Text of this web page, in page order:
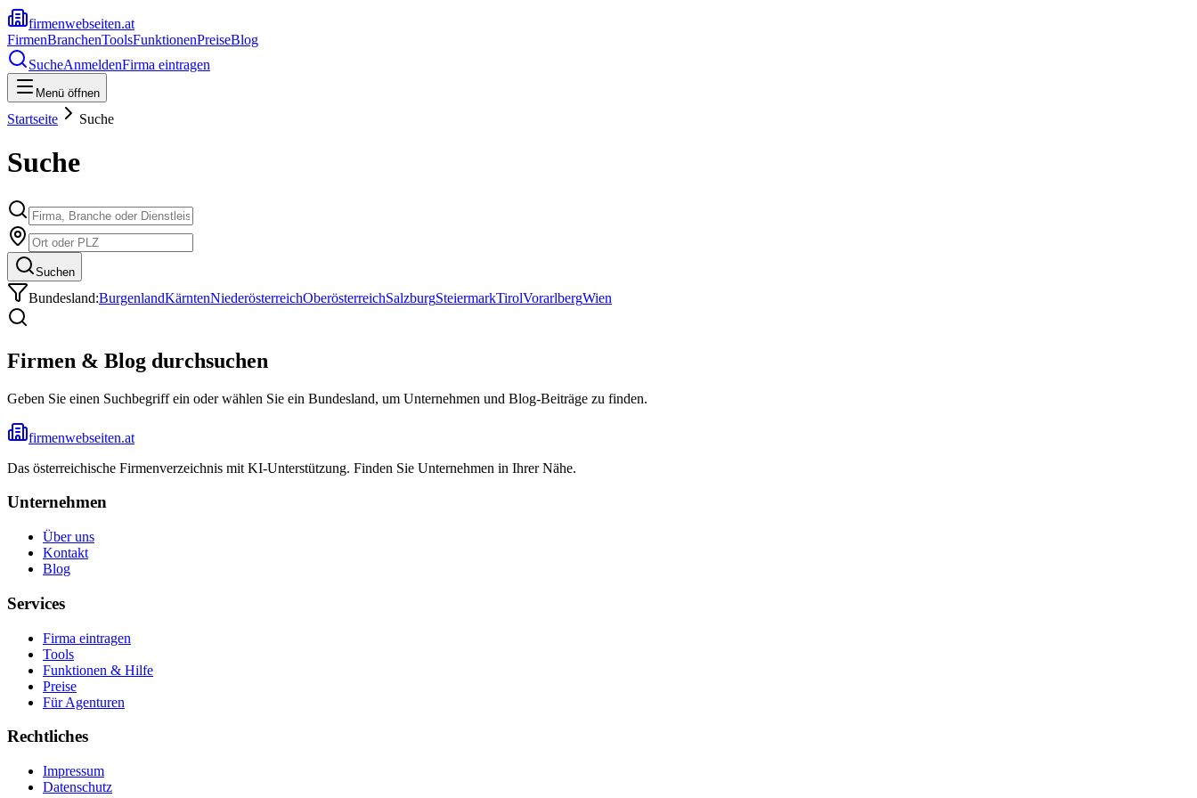
firmenwebseiten.at
FirmenBranchenToolsFunktionenPreiseBlog
SucheAnmeldenFirma eintragen
Menü öffnen
Startseite Suche
Suche
Suchen
Bundesland:BurgenlandKärntenNiederösterreichOberösterreichSalzburgSteiermarkTirolVorarlbergWien
Firmen & Blog durchsuchen
Geben Sie einen Suchbegriff ein oder wählen Sie ein Bundesland, um Unternehmen und Blog-Beiträge zu finden.
firmenwebseiten.at
Das österreichische Firmenverzeichnis mit KI-Unterstützung. Finden Sie Unternehmen in Ihrer Nähe.
Unternehmen
Über uns
Kontakt
Blog
Services
Firma eintragen
Tools
Funktionen & Hilfe
Preise
Für Agenturen
Rechtliches
Impressum
Datenschutz